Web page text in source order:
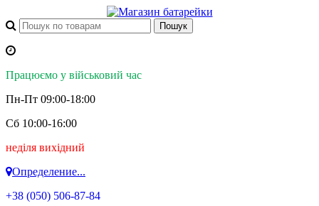
Працюємо у військовий час
Пн-Пт 09:00-18:00
Сб 10:00-16:00
неділя вихідний
Определение...
+38 (050) 506-87-84